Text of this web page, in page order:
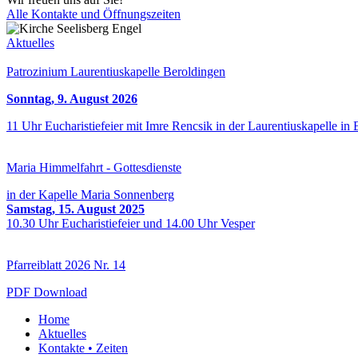
Alle Kontakte und Öffnungszeiten
Aktuelles
Patrozinium Laurentiuskapelle Beroldingen
Sonntag, 9. August 2026
11 Uhr Eucharistiefeier mit Imre Rencsik in der Laurentiuskapelle in
Maria Himmelfahrt - Gottesdienste
in der Kapelle Maria Sonnenberg
Samstag, 15. August 2025
10.30 Uhr Eucharistiefeier und 14.00 Uhr Vesper
Pfarreiblatt 2026 Nr. 14
PDF Download
Home
Aktuelles
Kontakte • Zeiten